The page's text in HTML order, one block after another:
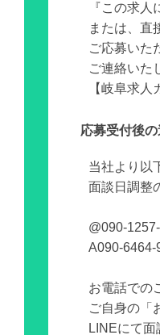
『この求人
または、直
ご応募いた
ご連絡いた
【岐阜求
応募受付後
当社より以
面談日調整
@090-
A090-6464-
お電話での
ご自身の「
LINEにて